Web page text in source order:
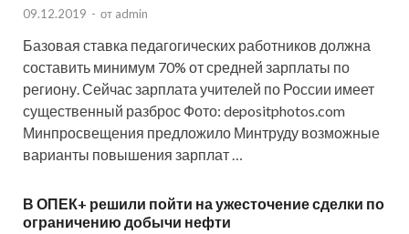
09.12.2019 - от admin
Базовая ставка педагогических работников должна
составить минимум 70% от средней зарплаты по
региону. Сейчас зарплата учителей по России имеет
существенный разброс Фото: depositphotos.com
Минпросвещения предложило Минтруду возможные
варианты повышения зарплат …
В ОПЕК+ решили пойти на ужесточение сделки по
ограничению добычи нефти